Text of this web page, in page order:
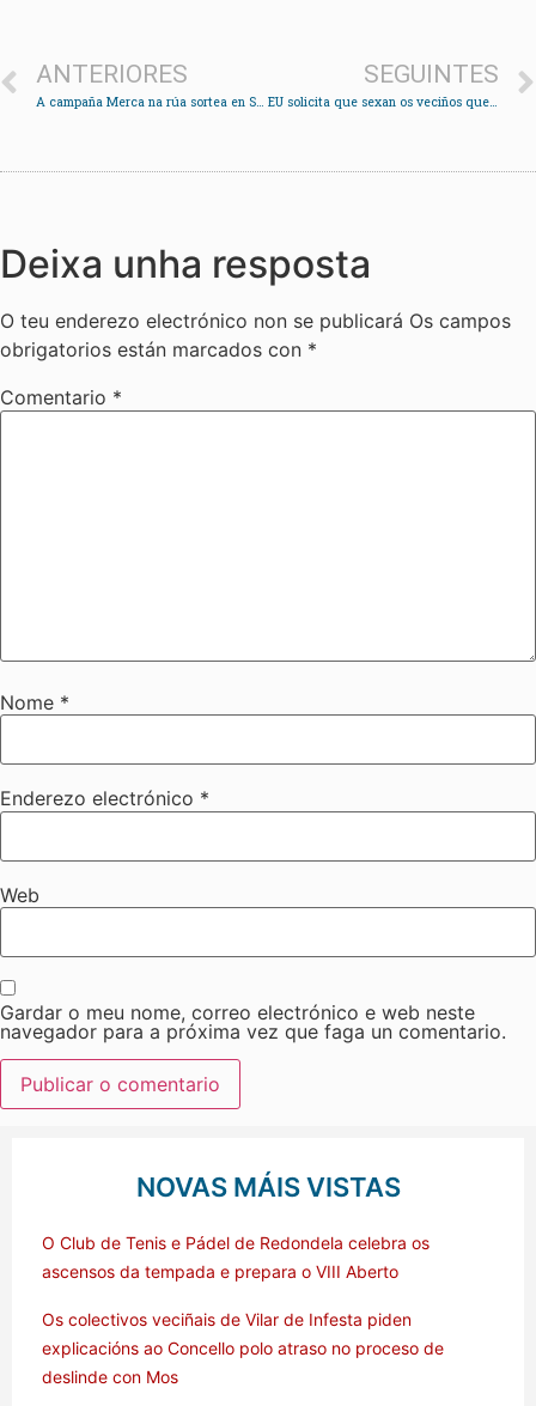
ANTERIORES
A campaña Merca na rúa sortea en Soutomaior vales por valor de 3.000 euros
SEGUINTES
EU solicita que sexan os veciños quen decidan en que se inviste o 25% do orzamento municipal
Deixa unha resposta
O teu enderezo electrónico non se publicará Os campos
obrigatorios están marcados con *
Comentario *
Nome *
Enderezo electrónico *
Web
Gardar o meu nome, correo electrónico e web neste
navegador para a próxima vez que faga un comentario.
NOVAS MÁIS VISTAS
O Club de Tenis e Pádel de Redondela celebra os
ascensos da tempada e prepara o VIII Aberto
Os colectivos veciñais de Vilar de Infesta piden
explicacións ao Concello polo atraso no proceso de
deslinde con Mos